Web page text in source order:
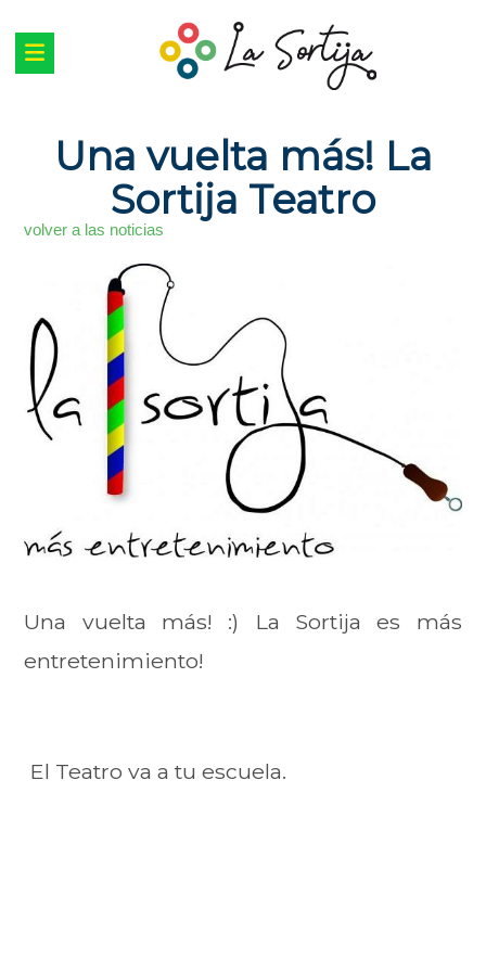
Una vuelta más! La
Sortija Teatro
volver a las noticias
Una vuelta más! :) La Sortija es más
entretenimiento!
El Teatro va a tu escuela.